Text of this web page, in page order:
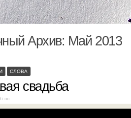
Архив: Май 2013
СЛОВА
свадьба
пп